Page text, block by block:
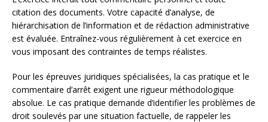
citation des documents. Votre capacité d’analyse, de
hiérarchisation de l’information et de rédaction administrative
est évaluée. Entraînez-vous régulièrement à cet exercice en
vous imposant des contraintes de temps réalistes.
Pour les épreuves juridiques spécialisées, la cas pratique et le
commentaire d’arrêt exigent une rigueur méthodologique
absolue. Le cas pratique demande d’identifier les problèmes de
droit soulevés par une situation factuelle, de rappeler les